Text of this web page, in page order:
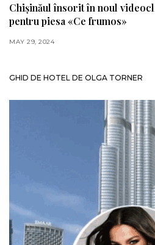
Chișinăul însorit în noul
pentru piesa «Ce frumos»
MAY 29, 2024
GHID DE HOTEL DE OLGA TORNER